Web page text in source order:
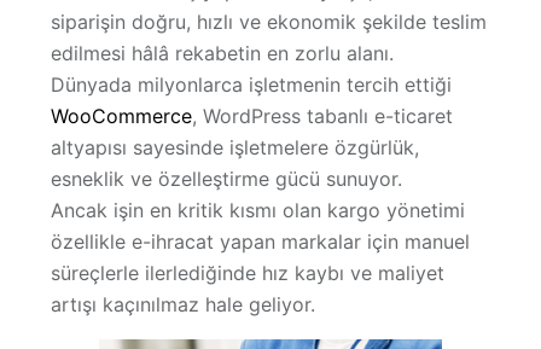
Hakkımızda
siparişin doğru, hızlı ve ekonomik şekilde teslim
edilmesi hâlâ rekabetin en zorlu alanı.
Dünyada milyonlarca işletmenin tercih ettiği
WooCommerce, WordPress tabanlı e-ticaret
altyapısı sayesinde işletmelere özgürlük,
esneklik ve özelleştirme gücü sunuyor.
Ancak işin en kritik kısmı olan kargo yönetimi
özellikle e-ihracat yapan markalar için manuel
süreçlerle ilerlediğinde hız kaybı ve maliyet
artışı kaçınılmaz hale geliyor.